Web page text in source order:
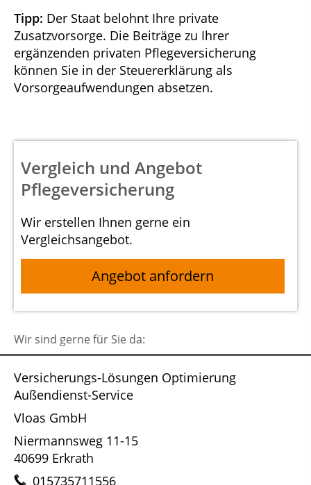
Tipp: Der Staat belohnt Ihre private
Zusatzvorsorge. Die Beiträge zu Ihrer
ergänzenden privaten Pflegeversicherung
können Sie in der Steuererklärung als
Vorsorgeaufwendungen absetzen.
Vergleich und Angebot
Pflegeversicherung
Wir erstellen Ihnen gerne ein
Vergleichsangebot.
Angebot anfordern
Wir sind gerne für Sie da:
Versicherungs-Lösungen Optimierung
Außendienst-Service
Vloas GmbH
Niermannsweg 11-15
40699 Erkrath
015735711556